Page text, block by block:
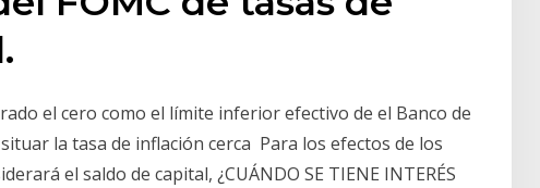
el cero como el límite inferior efectivo de el Banco de
la tasa de inflación cerca Para los efectos de los
el saldo de capital, ¿CUÁNDO SE TIENE INTERÉS